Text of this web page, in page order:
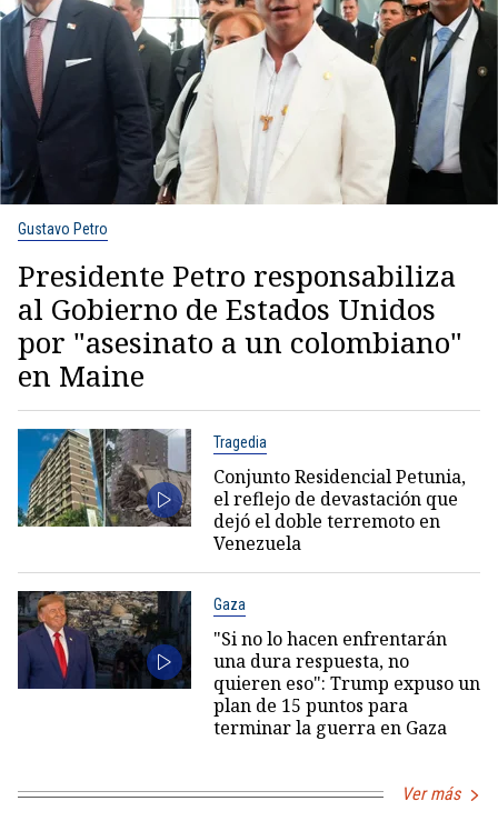
Gustavo Petro
Presidente Petro responsabiliza
al Gobierno de Estados Unidos
por "asesinato a un colombiano"
en Maine
Tragedia
Conjunto Residencial Petunia,
el reflejo de devastación que
dejó el doble terremoto en
Venezuela
Gaza
"Si no lo hacen enfrentarán
una dura respuesta, no
quieren eso": Trump expuso un
plan de 15 puntos para
terminar la guerra en Gaza
Ver más